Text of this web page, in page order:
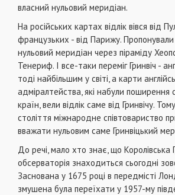
власний нульовий меридіан.
На російських картах відлік вівся від
французьких - від Парижу. Пропонували
нульовий меридіан через піраміду
Тенериф. І все-таки переміг Гринвіч -
тоді найбільшим у світі, а карти
адміралтейства, які набули поширення
країн, вели відлік саме від Гринвічу.
століття міжнародне співтовариство
вважати нульовим саме Гринвіцький
До речі, мало хто знає, що Королівська
обсерваторія знаходиться сьогодні
Заснована у 1675 році в передмісті
змушена була переїхати у 1957-му